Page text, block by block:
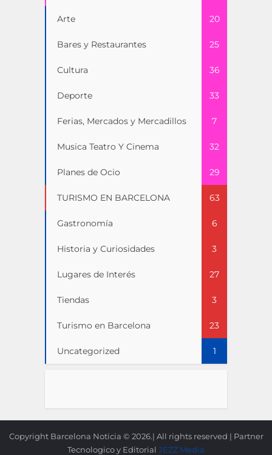
Arte 20
Bares y Restaurantes 25
Cultura 36
Deporte 33
Ferias, Mercados y Mercadillos 7
Musica Teatro Y Cinema 32
Planes de Ocio 29
TURISMO EN BARCELONA 63
Gastronomía 6
Historia y Curiosidades 3
Lugares de Interés 27
Tiendas 3
Turismo en Barcelona 23
Uncategorized 1
Copyright Barcelona Noticia © 2026.| All rights reserved | Partner
Tecnologico y Editorial JEZZ Media